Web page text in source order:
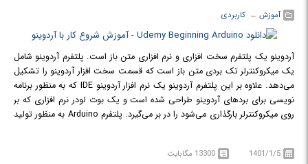
آموزش ← ‏ کاربردی
آردوینو یک پلتفرم سخت‌ افزاری و نرم‌ افزاری متن‌ باز است. پلتفرم آردوینو شامل
یک میکروکنترلر تک‌ بردی متن‌ باز است که قسمت سخت‌ افزار آردوینو را تشکیل
می‌دهد. علاوه بر این پلتفرم آردوینو یک نرم‌ افزار آردوینو IDE که به منظور برنامه‌
نویسی برای بردهای آردوینو طراحی شده‌ است و یک بوت لودر نرم‌ افزاری که بر
روی میکروکنترلر بارگذاری می‌شود را در بر می‌گیرد. پلتفرم Arduino به منظور تولید
1401/1/5 13300 مگابایت